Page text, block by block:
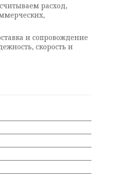
расход,
и сопровождение
скорость и